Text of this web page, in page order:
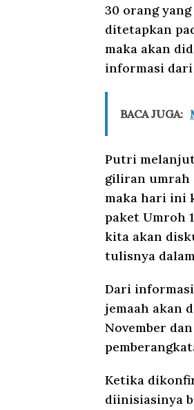
30 orang
ditetapkan
maka akan
informasi
BACA JUGA:
Putri
giliran umrah
maka hari ini
paket Umroh
kita akan
tulisnya
Dari
jemaah akan
November
Ketika
diinisiasinya